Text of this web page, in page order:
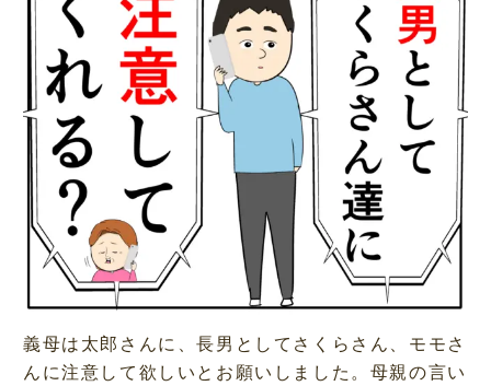
義母は太郎さんに、長男としてさくらさん、モモさ
んに注意して欲しいとお願いしました。母親の言い